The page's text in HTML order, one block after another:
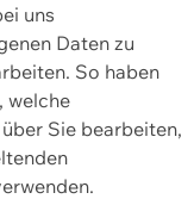
uns
Daten zu
So haben
welche
Sie bearbeiten,